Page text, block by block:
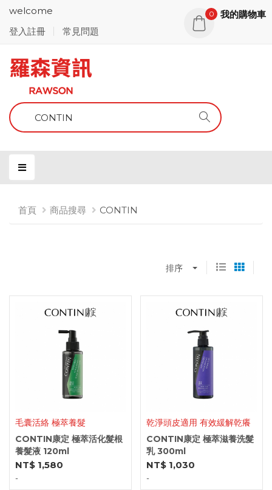
welcome
登入註冊
常見問題
0 我的購物車
首頁 商品搜尋 CONTIN
排序
毛囊活絡 極萃養髮
CONTIN康定 極萃活化髮根
養髮液 120ml
NT$ 1,580
-
乾淨頭皮適用 有效緩解乾癢
CONTIN康定 極萃滋養洗髮
乳 300ml
NT$ 1,030
-